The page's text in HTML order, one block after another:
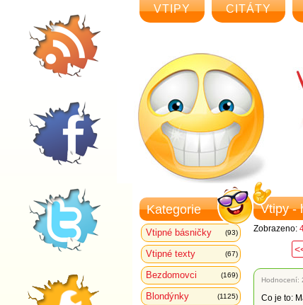
VTIPY CITÁTY
Kategorie
Vtipné básničky (93)
Vtipné texty (67)
Bezdomovci (169)
Blondýnky (1125)
Vtipy -
Zobrazeno:
Hodnocení:
Co je to: